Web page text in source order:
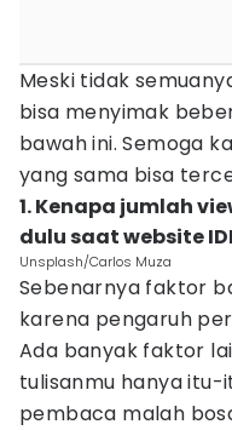
Meski tidak
bisa menyimak
bawah ini. Semoga
yang sama bisa
1. Kenapa jumlah
dulu saat website
Unsplash/Carlos Muza
Sebenarnya faktor
karena pengaruh
Ada banyak faktor
tulisanmu hanya itu-
pembaca malah